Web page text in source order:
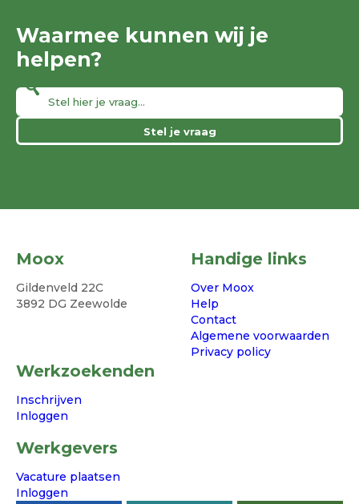
Waarmee kunnen wij je
helpen?
Stel je vraag
Moox
Gildenveld 22C
3892 DG Zeewolde
Handige links
Over Moox
Help
Contact
Algemene voorwaarden
Privacy policy
Werkzoekenden
Inschrijven
Inloggen
Werkgevers
Vacature plaatsen
Inloggen